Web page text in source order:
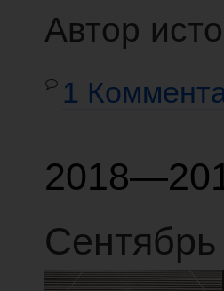
Автор
1
Сентябрь